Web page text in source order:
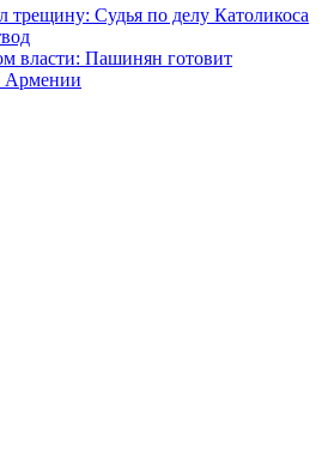
трещину: Судья по делу Католикоса
власти: Пашинян готовит
Армении